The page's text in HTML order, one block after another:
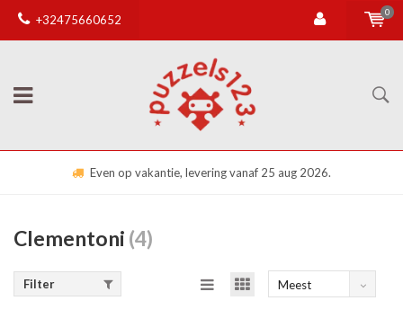
+32475660652
0
Even op vakantie, levering vanaf 25 aug 2026.
Clementoni (4)
Filter
Meest